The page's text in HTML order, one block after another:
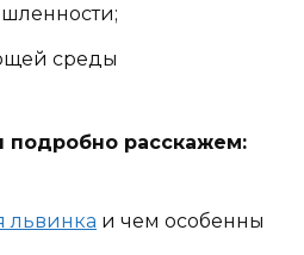
среды
подробно расскажем:
львинка и чем особенны